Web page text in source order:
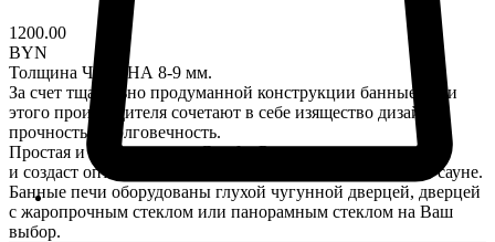
1200.00
BYN
Толщина ЧУГУНА 8-9 мм.
За счет тщательно продуманной конструкции банные печи
этого производителя сочетают в себе изящество дизайна,
прочность и долговечность.
Простая и стильная печь ComfortProm прослужит долго
и создаст оптимальный микроклимат в Вашей бане или сауне.
Банные печи оборудованы глухой чугунной дверцей, дверцей
с жаропрочным стеклом или панорамным стеклом на Ваш
выбор.